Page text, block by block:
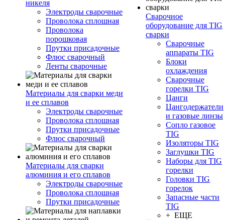
никеля
Электроды сварочные
Проволока сплошная
Проволока
порошковая
Прутки присадочные
Флюс сварочный
Ленты сварочные
Материалы для сварки меди
и ее сплавов
Электроды сварочные
Проволока сплошная
Прутки присадочные
Флюс сварочный
Материалы для сварки
алюминия и его сплавов
Электроды сварочные
Проволока сплошная
Прутки присадочные
Сварочное
оборудование для TIG
сварки
Сварочные
аппараты TIG
Блоки
охлаждения
Сварочные
горелки TIG
Цанги
Цангодержатели
и газовые линзы
Сопло газовое
TIG
Изоляторы TIG
Заглушки TIG
Наборы для TIG
горелки
Головки TIG
горелок
Запасные части
TIG
+ ЕЩЕ